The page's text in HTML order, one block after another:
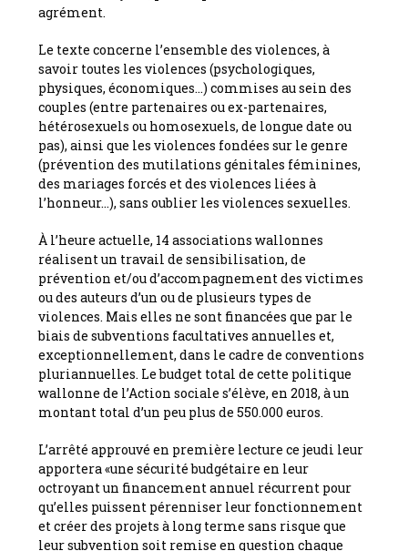
agrément.
Le texte concerne l’ensemble des violences, à
savoir toutes les violences (psychologiques,
physiques, économiques…) commises au sein des
couples (entre partenaires ou ex-partenaires,
hétérosexuels ou homosexuels, de longue date ou
pas), ainsi que les violences fondées sur le genre
(prévention des mutilations génitales féminines,
des mariages forcés et des violences liées à
l’honneur…), sans oublier les violences sexuelles.
À l’heure actuelle, 14 associations wallonnes
réalisent un travail de sensibilisation, de
prévention et/ou d’accompagnement des victimes
ou des auteurs d’un ou de plusieurs types de
violences. Mais elles ne sont financées que par le
biais de subventions facultatives annuelles et,
exceptionnellement, dans le cadre de conventions
pluriannuelles. Le budget total de cette politique
wallonne de l’Action sociale s’élève, en 2018, à un
montant total d’un peu plus de 550.000 euros.
L’arrêté approuvé en première lecture ce jeudi leur
apportera «une sécurité budgétaire en leur
octroyant un financement annuel récurrent pour
qu’elles puissent pérenniser leur fonctionnement
et créer des projets à long terme sans risque que
leur subvention soit remise en question chaque